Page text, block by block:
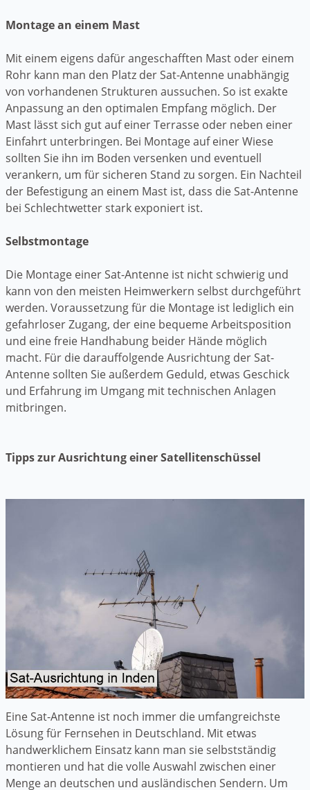
Montage an einem Mast
Mit einem eigens dafür angeschafften Mast oder einem
Rohr kann man den Platz der Sat-Antenne unabhängig
von vorhandenen Strukturen aussuchen. So ist exakte
Anpassung an den optimalen Empfang möglich. Der
Mast lässt sich gut auf einer Terrasse oder neben einer
Einfahrt unterbringen. Bei Montage auf einer Wiese
sollten Sie ihn im Boden versenken und eventuell
verankern, um für sicheren Stand zu sorgen. Ein Nachteil
der Befestigung an einem Mast ist, dass die Sat-Antenne
bei Schlechtwetter stark exponiert ist.
Selbstmontage
Die Montage einer Sat-Antenne ist nicht schwierig und
kann von den meisten Heimwerkern selbst durchgeführt
werden. Voraussetzung für die Montage ist lediglich ein
gefahrloser Zugang, der eine bequeme Arbeitsposition
und eine freie Handhabung beider Hände möglich
macht. Für die darauffolgende Ausrichtung der Sat-
Antenne sollten Sie außerdem Geduld, etwas Geschick
und Erfahrung im Umgang mit technischen Anlagen
mitbringen.
Tipps zur Ausrichtung einer Satellitenschüssel
Eine Sat-Antenne ist noch immer die umfangreichste
Lösung für Fernsehen in Deutschland. Mit etwas
handwerklichem Einsatz kann man sie selbstständig
montieren und hat die volle Auswahl zwischen einer
Menge an deutschen und ausländischen Sendern. Um